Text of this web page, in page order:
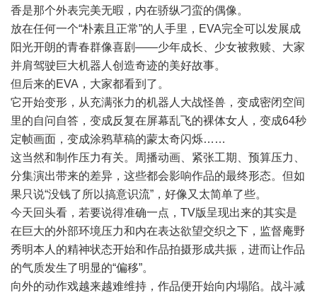
香是那个外表完美无暇，内在骄纵刁蛮的偶像。
放在任何一个“朴素且正常”的人手里，EVA完全可以发展成
阳光开朗的青春群像喜剧——少年成长、少女被救赎、大家
并肩驾驶巨大机器人创造奇迹的美好故事。
但后来的EVA，大家都看到了。
它开始变形，从充满张力的机器人大战怪兽，变成密闭空间
里的自问自答，变成反复在屏幕乱飞的裸体女人，变成64秒
定帧画面，变成涂鸦草稿的蒙太奇闪烁……
这当然和制作压力有关。周播动画、紧张工期、预算压力、
分集演出带来的差异，这些都会影响作品的最终形态。但如
果只说“没钱了所以搞意识流”，好像又太简单了些。
今天回头看，若要说得准确一点，TV版呈现出来的其实是
在巨大的外部环境压力和内在表达欲望交织之下，监督庵野
秀明本人的精神状态开始和作品拍摄形成共振，进而让作品
的气质发生了明显的“偏移”。
向外的动作戏越来越难维持，作品便开始向内塌陷。战斗减